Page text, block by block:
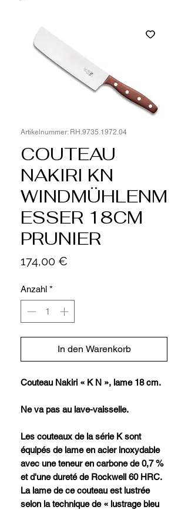
Artikelnummer: RH.9735.1972.04
COUTEAU
NAKIRI KN
WINDMÜHLENM
ESSER 18CM
PRUNIER
174,00 €
Anzahl *
In den Warenkorb
Couteau Nakiri « K N », lame 18 cm.
Ne va pas au lave-vaisselle.
Les couteaux de la série K sont
équipés de lame en acier inoxydable
avec une teneur en carbone de 0,7 %
et d'une dureté de Rockwell 60 HRC.
La lame de ce couteau est lustrée
selon la technique de « lustrage bleu